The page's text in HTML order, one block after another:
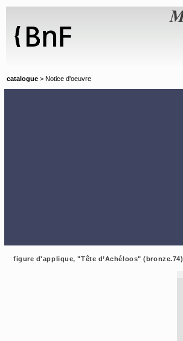
catalogue > Notice d'oeuvre
figure d'applique, "Tête d’Achéloos" (bronze.74)